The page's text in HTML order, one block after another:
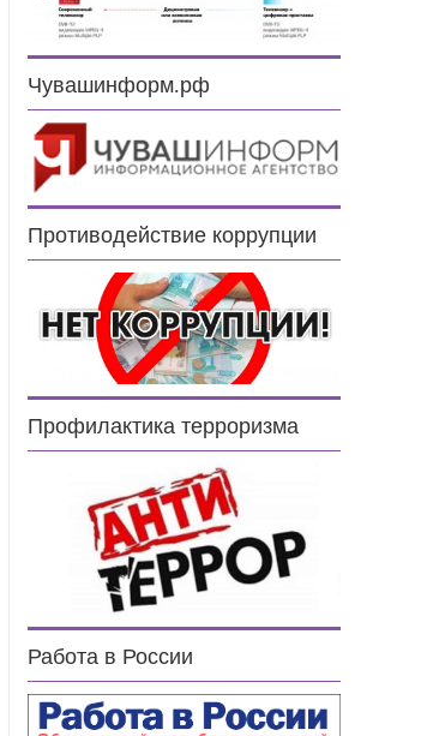
Чувашинформ.рф
Противодействие коррупции
Профилактика терроризма
Работа в России